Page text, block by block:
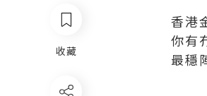
收藏
香港
你有
最穩